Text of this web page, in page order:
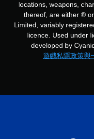
locations, weapons,
thereof, are either ®
Limited, variably
licence. Used under
developed by
遊戲私隱政策與